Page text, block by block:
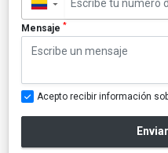
▼
Mensaje *
Acepto recibir información